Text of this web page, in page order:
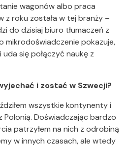
wagonów albo praca
z roku została w tej branży –
do dzisiaj biuro tłumaczeń z
mikrodoświadczenie pokazuje,
się połączyć naukę z
i zostać w Szwecji?
wszystkie kontynenty i
Polonią. Doświadczając bardzo
patrzyłem na nich z odrobiną
w innych czasach, ale wtedy